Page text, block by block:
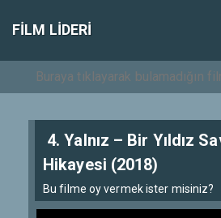
FILM LIDERI
4. Yalnız – Bir Yıldız
Hikayesi (2018)
Bu filme oy vermek ister misiniz?